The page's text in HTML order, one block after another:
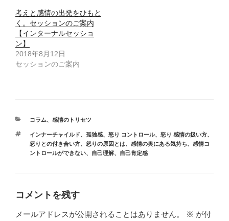
考えと感情の出発をひもと
く。セッションのご案内
【インターナルセッショ
ン】
2018年8月12日
セッションのご案内
カ
ゴ
リ
ー
コラム、 感情のトリセツ
タ
グ
インナーチャイルド、 孤独感、 怒り コントロール、 怒り 感情の扱い方、
怒りとの付き合い方、 怒りの原因とは、 感情の奥にある気持ち、 感情コ
ントロールができない、 自己理解、 自己肯定感
コメントを残す
メールアドレスが公開されることはありません。 ※ が付